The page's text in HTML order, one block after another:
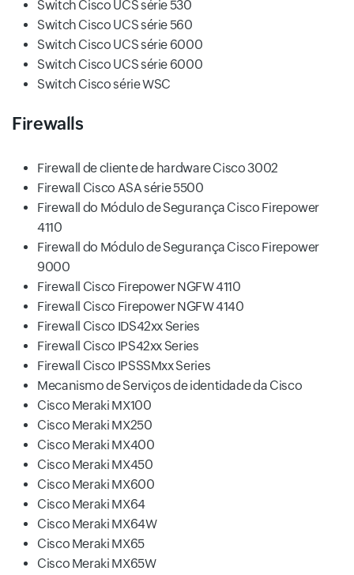
Switch Cisco UCS série 530
Switch Cisco UCS série 560
Switch Cisco UCS série 6000
Switch Cisco UCS série 6000
Switch Cisco série WSC
Firewalls
Firewall de cliente de hardware Cisco 3002
Firewall Cisco ASA série 5500
Firewall do Módulo de Segurança Cisco Firepower
4110
Firewall do Módulo de Segurança Cisco Firepower
9000
Firewall Cisco Firepower NGFW 4110
Firewall Cisco Firepower NGFW 4140
Firewall Cisco IDS42xx Series
Firewall Cisco IPS42xx Series
Firewall Cisco IPSSSMxx Series
Mecanismo de Serviços de identidade da Cisco
Cisco Meraki MX100
Cisco Meraki MX250
Cisco Meraki MX400
Cisco Meraki MX450
Cisco Meraki MX600
Cisco Meraki MX64
Cisco Meraki MX64W
Cisco Meraki MX65
Cisco Meraki MX65W